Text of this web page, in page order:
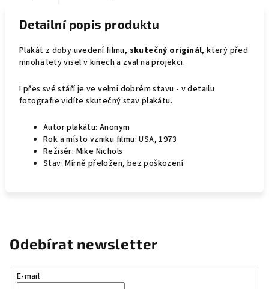
Detailní popis produktu
Plakát z doby uvedení filmu, skutečný originál, který před
mnoha lety visel v kinech a zval na projekci.
I přes své stáří je ve velmi dobrém stavu - v detailu
fotografie vidíte skutečný stav plakátu.
Autor plakátu: Anonym
Rok a místo vzniku filmu: USA, 1973
Režisér: Mike Nichols
Stav: Mírně přeložen, bez poškození
Odebírat newsletter
E-mail